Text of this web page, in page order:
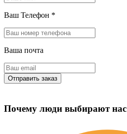
Ваш Телефон *
Ваша почта
Почему люди выбирают нас